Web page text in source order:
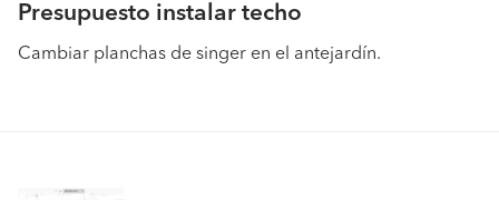
Presupuesto instalar techo
Cambiar planchas de singer en el antejardín.